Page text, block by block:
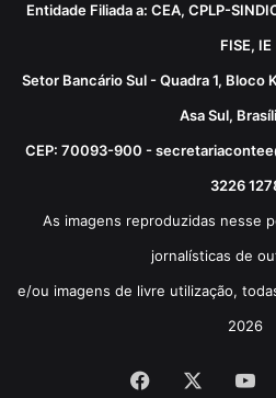
Entidade Filiada a: CEA, CPLP-
FISE, IE
Setor Bancário Sul - Quadra 1, Bloco
Asa Sul,
CEP: 70093-900 -
3226
As imagens reproduzidas nesse
jornalísticas de
e/ou imagens de livre utilização,
2026
Facebook